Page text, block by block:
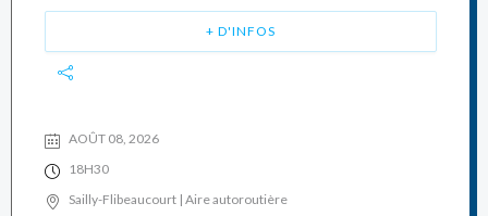
+ D'INFOS
AOÛT 08, 2026
18H30
Sailly-Flibeaucourt | Aire autoroutière